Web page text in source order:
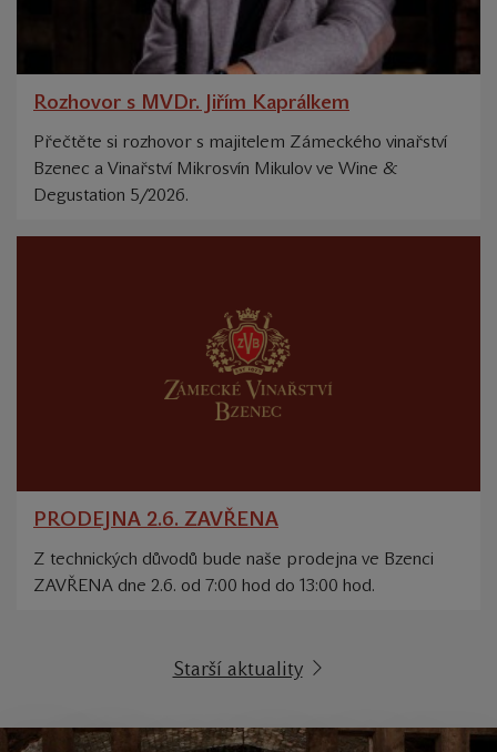
Rozhovor s MVDr. Jiřím Kaprálkem
Přečtěte si rozhovor s majitelem Zámeckého vinařství
Bzenec a Vinařství Mikrosvín Mikulov ve Wine &
Degustation 5/2026.
PRODEJNA 2.6. ZAVŘENA
Z technických důvodů bude naše prodejna ve Bzenci
ZAVŘENA dne 2.6. od 7:00 hod do 13:00 hod.
Starší aktuality